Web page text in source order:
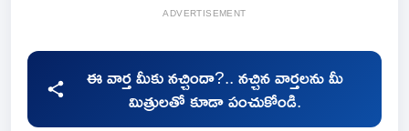
ADVERTISEMENT
ఈ వార్త మీకు నచ్చిందా?.. నచ్చిన వార్తలను మీ
మిత్రులతో కూడా పంచుకోండి.